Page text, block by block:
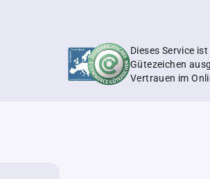
Dieses Service
Gütezeichen
Vertrauen im